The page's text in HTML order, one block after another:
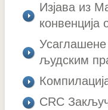
Изјава из
људским
CRC